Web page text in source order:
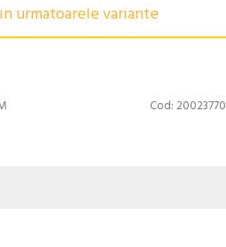
urmatoarele variante
Cod: 20023770